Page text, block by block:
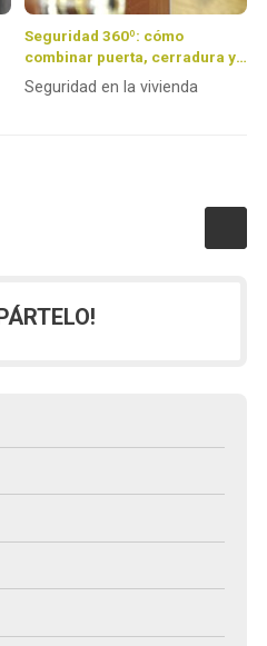
Seguridad 360º: cómo
combinar puerta, cerradura y
alarma para crear un hogar
inexpugnable
Seguridad en la vivienda